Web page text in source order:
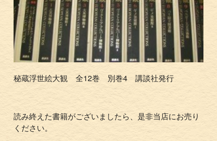
秘蔵浮世絵大観 全12巻 別巻4 講談社発行
読み終えた書籍がございましたら、是非当店にお売り
ください。